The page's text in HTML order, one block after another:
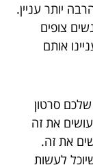
יותר עניין.
צופים
אותם
סרטון
את זה
את זה.
לעשות